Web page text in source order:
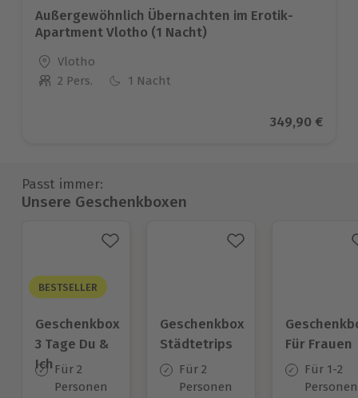
Außergewöhnlich Übernachten im Erotik-
Apartment Vlotho (1 Nacht)
Standort
Vlotho
Anzahl der Teilnehmer
2 Pers. 1 Nacht
Aktueller
349,90 €
Passt immer:
Unsere Geschenkboxen
BESTSELLER
Geschenkbox
3 Tage Du &
Ich Für 2
Personen
Geschenkbox
Städtetrips
Für 2
Personen
Für Frauen
Für 1-2
Personen